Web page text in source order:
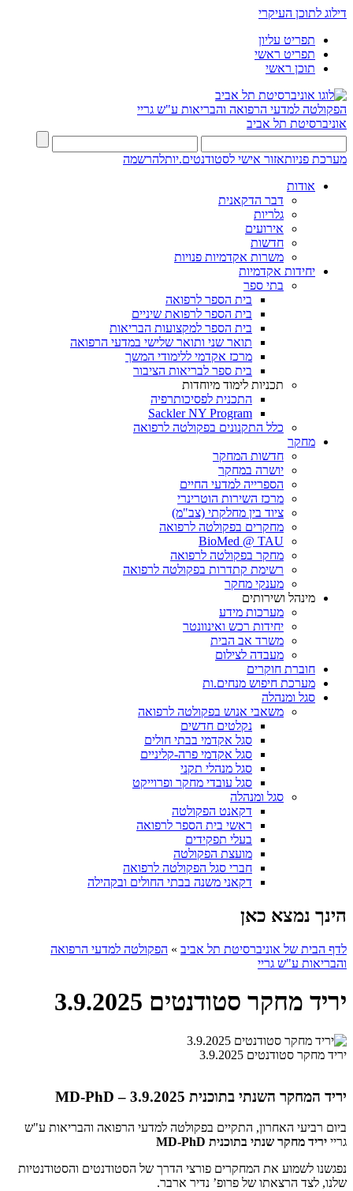
דילוג לתוכן העיקרי
תפריט עליון
תפריט ראשי
תוכן ראשי
הפקולטה למדעי הרפואה והבריאות ע"ש גריי
אוניברסיטת תל אביב
מערכת פניותאזור אישי לסטודנטים.יותלהרשמה
אודות
דבר הדקאנית
גלריות
אירועים
חדשות
משרות אקדמיות פנויות
יחידות אקדמיות
בתי ספר
בית הספר לרפואה
בית הספר לרפואת שיניים
בית הספר למקצועות הבריאות
תואר שני ותואר שלישי במדעי הרפואה
מרכז אקדמי ללימודי המשך
בית ספר לבריאות הציבור
תכניות לימוד מיוחדות
התכנית לפסיכותרפיה
Sackler NY Program
כלל התקנונים בפקולטה לרפואה
מחקר
חדשות המחקר
יושרה במחקר
הספרייה למדעי החיים
מרכז השירות הוטרינרי
ציוד בין מחלקתי (צב"מ)
מחקרים בפקולטה לרפואה
BioMed @ TAU
מחקר בפקולטה לרפואה
רשימת קתדרות בפקולטה לרפואה
מענקי מחקר
מינהל ושירותים
מערכות מידע
יחידות רכש ואינוונטר
משרד אב הבית
מעבדה לצילום
חוברת חוקרים
מערכת חיפוש מנחים.ות
סגל ומנהלה
משאבי אנוש בפקולטה לרפואה
נקלטים חדשים
סגל אקדמי בבתי חולים
סגל אקדמי פרה-קליניים
סגל מנהלי תקני
סגל עובדי מחקר ופרוייקט
סגל ומנהלה
דקאנט הפקולטה
ראשי בית הספר לרפואה
בעלי תפקידים
מועצת הפקולטה
חברי סגל הפקולטה לרפואה
דקאני משנה בבתי החולים ובקהילה
הינך נמצא כאן
לדף הבית של אוניברסיטת תל אביב » הפקולטה למדעי הרפואה
והבריאות ע"ש גריי
יריד מחקר סטודנטים 3.9.2025
יריד מחקר סטודנטים 3.9.2025
יריד המחקר השנתי בתוכנית MD-PhD – 3.9.2025
ביום רביעי האחרון, התקיים בפקולטה למדעי הרפואה והבריאות ע"ש
גריי יריד מחקר שנתי בתוכנית MD-PhD
נפגשנו לשמוע את המחקרים פורצי הדרך של הסטודנטים והסטודנטיות
שלנו, לצד הרצאתו של פרופ’ נדיר ארבר.